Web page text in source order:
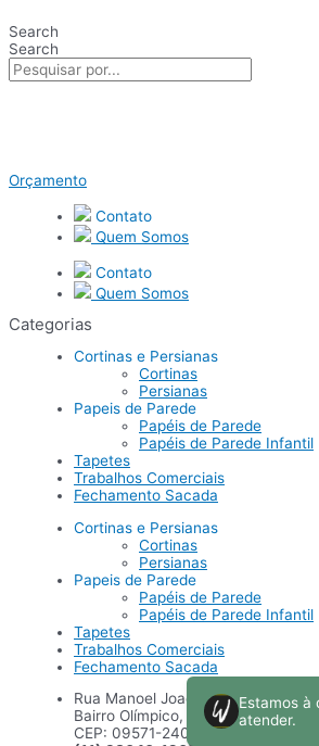
Search
Search
Orçamento
Contato
Quem Somos
Contato
Quem Somos
Categorias
Cortinas e Persianas
Cortinas
Persianas
Papeis de Parede
Papéis de Parede
Papéis de Parede Infantil
Tapetes
Trabalhos Comerciais
Fechamento Sacada
Cortinas e Persianas
Cortinas
Persianas
Papeis de Parede
Papéis de Parede
Papéis de Parede Infantil
Tapetes
Trabalhos Comerciais
Fechamento Sacada
Rua Manoel Joaquim Lopes, 30,
Bairro Olímpico, São Caetano do Sul
CEP: 09571-240